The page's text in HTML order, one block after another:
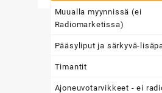
Muualla myynnissä (ei
Radiomarketissa)
Pääsyliput ja särkyvä-
Timantit
Ajoneuvotarvikkeet - ei